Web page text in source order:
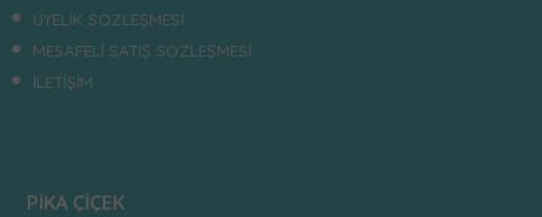
ÜYELİK SÖZLEŞMESİ
MESAFELİ SATIŞ SÖZLEŞMESİ
İLETİŞİM
PİKA ÇİÇEK